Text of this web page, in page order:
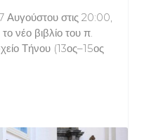
Αυγούστου στις 20:00,
νέο βιβλίο του π.
Τήνου (13ος–15ος